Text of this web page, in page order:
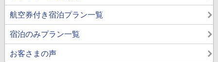
航空券付き宿泊プラン一覧
宿泊のみプラン一覧
お客さまの声